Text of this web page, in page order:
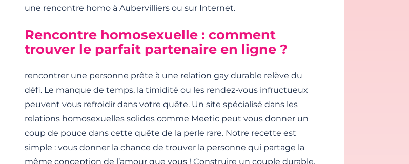
une rencontre homo à Aubervilliers ou sur Internet.
Rencontre homosexuelle : comment
trouver le parfait partenaire en ligne ?
rencontrer une personne prête à une relation gay durable relève du
défi. Le manque de temps, la timidité ou les rendez-vous infructueux
peuvent vous refroidir dans votre quête. Un site spécialisé dans les
relations homosexuelles solides comme Meetic peut vous donner un
coup de pouce dans cette quête de la perle rare. Notre recette est
simple : vous donner la chance de trouver la personne qui partage la
même conception de l’amour que vous ! Construire un couple durable,